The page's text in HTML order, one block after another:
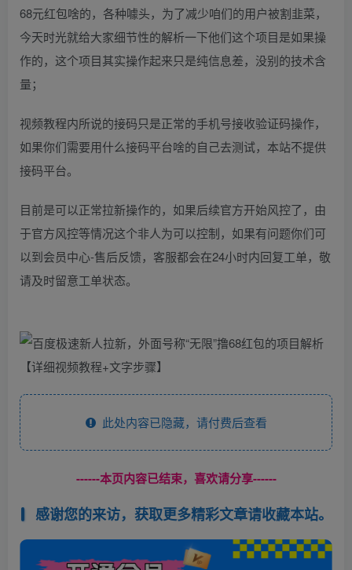
68元红包啥的，各种噱头，为了减少咱们的用户被割韭菜，
今天时光就给大家细节性的解析一下他们这个项目是如果操
作的，这个项目其实操作起来只是纯信息差，没别的技术含
量；
视频教程内所说的接码只是正常的手机号接收验证码操作，
如果你们需要用什么接码平台啥的自己去测试，本站不提供
接码平台。
目前是可以正常拉新操作的，如果后续官方开始风控了，由
于官方风控等情况这个非人为可以控制，如果有问题你们可
以到会员中心-售后反馈，客服都会在24小时内回复工单，敬
请及时留意工单状态。
此处内容已隐藏，请付费后查看
------本页内容已结束，喜欢请分享------
感谢您的来访，获取更多精彩文章请收藏本站。